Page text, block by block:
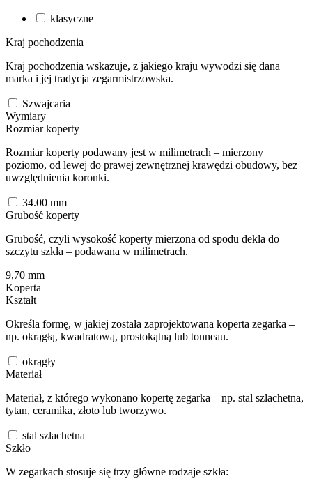
klasyczne
Kraj pochodzenia
Kraj pochodzenia wskazuje, z jakiego kraju wywodzi się dana
marka i jej tradycja zegarmistrzowska.
Szwajcaria
Wymiary
Rozmiar koperty
Rozmiar koperty podawany jest w milimetrach – mierzony
poziomo, od lewej do prawej zewnętrznej krawędzi obudowy, bez
uwzględnienia koronki.
34.00 mm
Grubość koperty
Grubość, czyli wysokość koperty mierzona od spodu dekla do
szczytu szkła – podawana w milimetrach.
9,70 mm
Koperta
Kształt
Określa formę, w jakiej została zaprojektowana koperta zegarka –
np. okrągłą, kwadratową, prostokątną lub tonneau.
okrągły
Materiał
Materiał, z którego wykonano kopertę zegarka – np. stal szlachetna,
tytan, ceramika, złoto lub tworzywo.
stal szlachetna
Szkło
W zegarkach stosuje się trzy główne rodzaje szkła: